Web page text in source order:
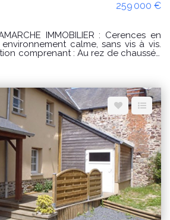
259 000 €
IMMOBILIER : Cerences en
calme, sans vis à vis.
: Au rez de chaussée
un dressing aménagé, -une salle
annuelles d'énergie pour un
2860 € et 3920 € / an. Prix moyens
sur les années 2021, 2022, 2023
conformément à l'arrêté du 31
lors de l'établissement du DPE "Les
risques auxquels ce bien est exposé
sur le site Géorisques :
07.86.27.44.34